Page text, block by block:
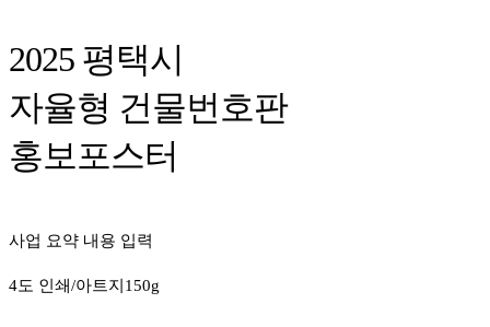
2025 평택시
자율형 건물번호판
홍보포스터
사업 요약 내용 입력
4도 인쇄/아트지150g